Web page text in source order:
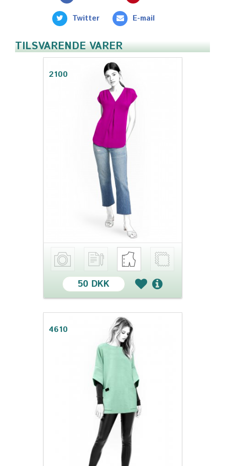
Twitter E-mail
TILSVARENDE VARER
2100
50 DKK
4610